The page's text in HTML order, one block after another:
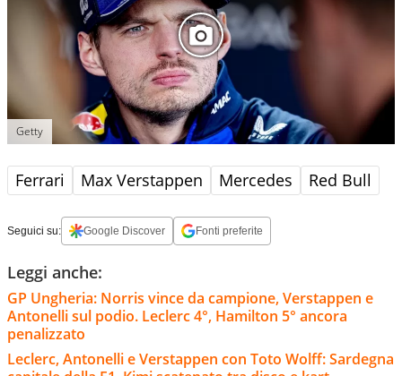
Getty
Ferrari Max Verstappen Mercedes Red Bull
Seguici su: Google Discover Fonti preferite
Leggi anche:
GP Ungheria: Norris vince da campione, Verstappen e
Antonelli sul podio. Leclerc 4°, Hamilton 5° ancora
penalizzato
Leclerc, Antonelli e Verstappen con Toto Wolff: Sardegna